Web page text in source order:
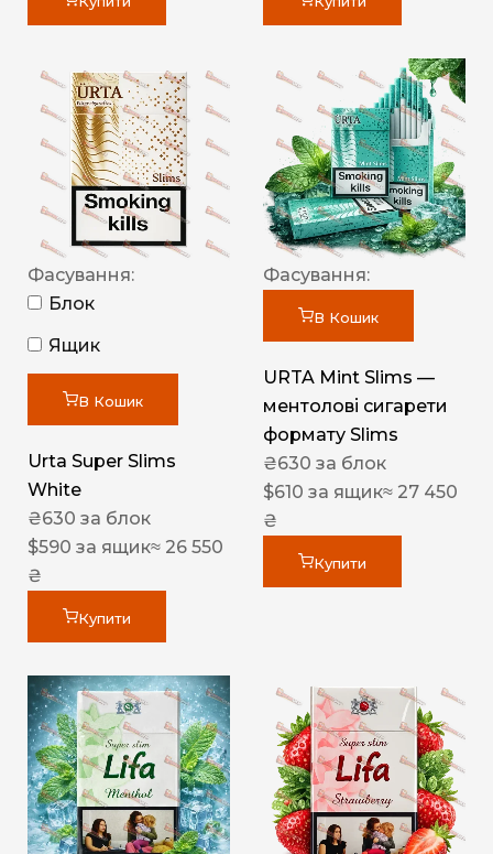
Фасування:
Блок
Ящик
В Кошик
Urta Super Slims
White
₴630 за блок
$590 за ящик≈ 26 550
₴
Купити
Фасування:
В Кошик
URTA Mint Slims —
ментолові сигарети
формату Slims
₴630 за блок
$610 за ящик≈ 27 450
₴
Купити